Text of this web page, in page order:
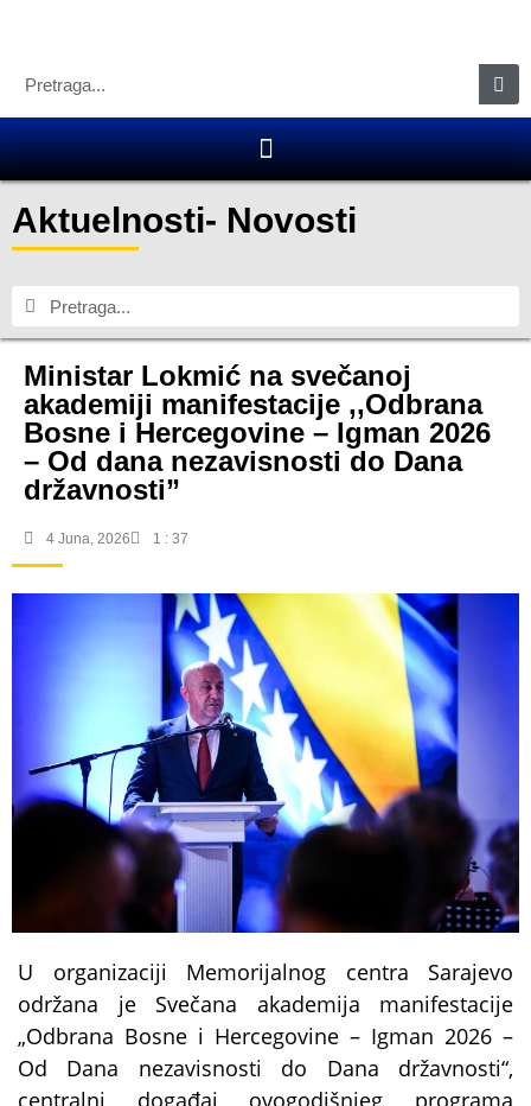
Aktuelnosti- Novosti
Ministar Lokmić na svečanoj
akademiji manifestacije ,,Odbrana
Bosne i Hercegovine – Igman 2026
– Od dana nezavisnosti do Dana
državnosti”
4 Juna, 2026 1 : 37
U organizaciji Memorijalnog centra Sarajevo
održana je Svečana akademija manifestacije
„Odbrana Bosne i Hercegovine – Igman 2026 –
Od Dana nezavisnosti do Dana državnosti“,
centralni događaj ovogodišnjeg programa